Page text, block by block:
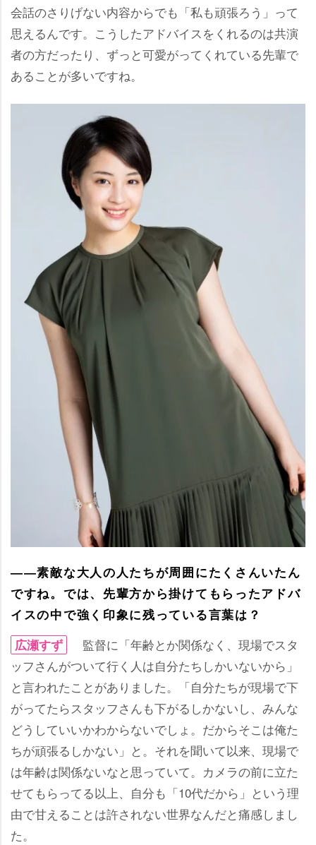
会話のさりげない内容からでも「私も頑張ろう」って
思えるんです。こうしたアドバイスをくれるのは共演
者の方だったり、ずっと可愛がってくれている先輩で
あることが多いですね。
――素敵な大人の人たちが周囲にたくさんいたん
ですね。では、先輩方から掛けてもらったアドバ
イスの中で強く印象に残っている言葉は？
広瀬すず
監督に「年齢とか関係なく、現場でスタ
ッフさんがついて行く人は自分たちしかいないから」
と言われたことがありました。「自分たちが現場で下
がってたらスタッフさんも下がるしかないし、みんな
どうしていいかわからないでしょ。だからそこは俺た
ちが頑張るしかない」と。それを聞いて以来、現場で
は年齢は関係ないなと思っていて。カメラの前に立た
せてもらってる以上、自分も「10代だから」という理
由で甘えることは許されない世界なんだと痛感しまし
た。